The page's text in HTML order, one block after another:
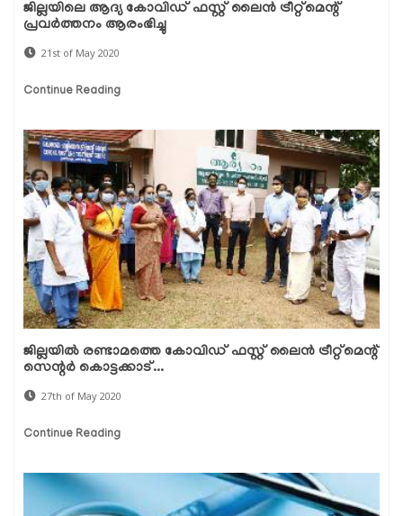
ജില്ലയിലെ ആദ്യ കോവിഡ് ഫസ്റ്റ് ലൈന്‍ ട്രീറ്റ്‌മെന്റ്
പ്രവര്‍ത്തനം ആരംഭിച്ചു
21st of May 2020
Continue Reading
ജില്ലയില്‍ രണ്ടാമത്തെ കോവിഡ് ഫസ്റ്റ് ലൈന്‍ ട്രീറ്റ്‌മെന്റ്
സെന്റര്‍ കൊട്ടക്കാട്...
27th of May 2020
Continue Reading